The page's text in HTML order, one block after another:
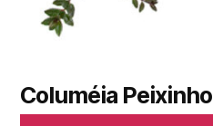
Columéia Peixinho